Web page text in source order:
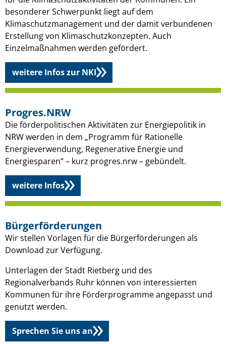
besonderer Schwerpunkt liegt auf dem
Klimaschutzmanagement und der damit verbundenen
Erstellung von Klimaschutzkonzepten. Auch
Einzelmaßnahmen werden gefördert.
weitere Infos zur NKI
Progres.NRW
Die förderpolitischen Aktivitäten zur Energiepolitik in
NRW werden in dem „Programm für Rationelle
Energieverwendung, Regenerative Energie und
Energiesparen“ – kurz progres.nrw – gebündelt.
weitere Infos
Bürgerförderungen​
Wir stellen Vorlagen für die Bürgerförderungen als
Download zur Verfügung.
Unterlagen der Stadt Rietberg und des
Regionalverbands Ruhr können von interessierten
Kommunen für ihre Förderprogramme angepasst und
genutzt werden.
Sprechen Sie uns an